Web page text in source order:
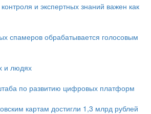
и экспертных знаний важен как
спамеров обрабатывается голосовым
и людях
по развитию цифровых платформ
картам достигли 1,3 млрд рублей